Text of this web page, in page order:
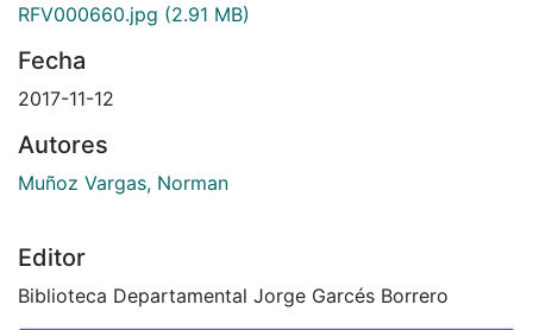
RFV000660.jpg (2.91 MB)
Fecha
2017-11-12
Autores
Muñoz Vargas, Norman
Editor
Biblioteca Departamental Jorge Garcés Borrero